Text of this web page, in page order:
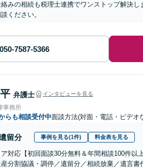
みの相続も税理士連携でワンストップ解決
ください。
弁護士 インタビューを見る
事務所
らも相談受付中面談方法(対面・電話・ビデオ
留分 事例を見る(1件) 料金表を見る
対応【初回面談30分無料＆年間相談100件
産分割協議・調停／遺留分／相続放棄／遺言